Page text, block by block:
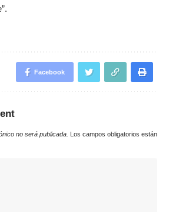
Facebook
no será publicada. Los campos obligatorios están